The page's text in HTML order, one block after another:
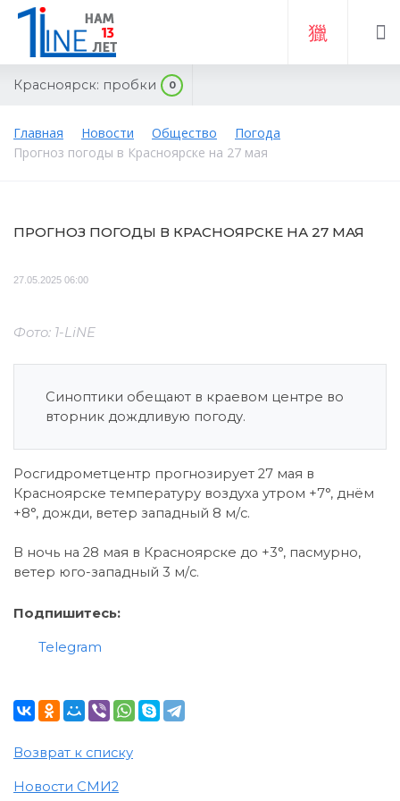
Красноярск: пробки 0
Главная Новости Общество
Погода
Прогноз погоды в Красноярске на 27 мая
ПРОГНОЗ ПОГОДЫ В КРАСНОЯРСКЕ НА 27 МАЯ
27.05.2025 06:00
Фото: 1-LiNE
Синоптики обещают в краевом центре во
вторник дождливую погоду.
Росгидрометцентр прогнозирует 27 мая в
Красноярске температуру воздуха утром +7°, днём
+8°, дожди, ветер западный 8 м/с.
В ночь на 28 мая в Красноярске до +3°, пасмурно,
ветер юго-западный 3 м/с.
Подпишитесь:
Telegram
Возврат к списку
Новости СМИ2